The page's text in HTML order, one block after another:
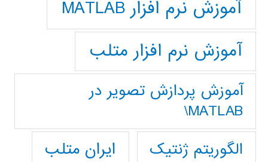
آموزش نرم افزار MATLAB
آموزش نرم افزار متلب
آموزش پردازش تصوير در
MATLAB\
الگوریتم ژنتیک
ایران متلب